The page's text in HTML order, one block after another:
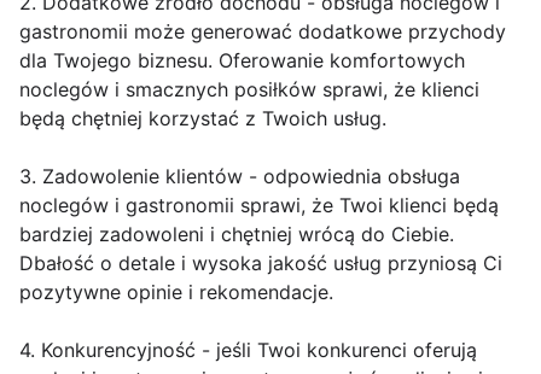
gastronomii może generować dodatkowe przychody
dla Twojego biznesu. Oferowanie komfortowych
noclegów i smacznych posiłków sprawi, że klienci
będą chętniej korzystać z Twoich usług.
3. Zadowolenie klientów - odpowiednia obsługa
noclegów i gastronomii sprawi, że Twoi klienci będą
bardziej zadowoleni i chętniej wrócą do Ciebie.
Dbałość o detale i wysoka jakość usług przyniosą Ci
pozytywne opinie i rekomendacje.
4. Konkurencyjność - jeśli Twoi konkurenci oferują